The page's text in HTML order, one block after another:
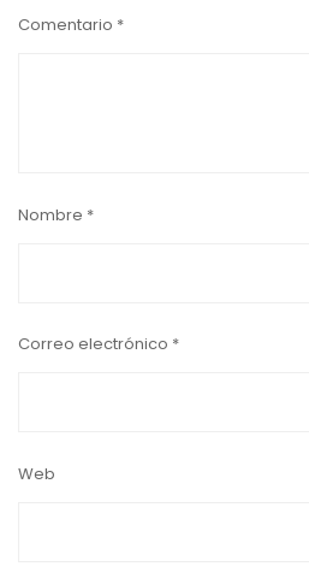
Comentario *
Nombre *
Correo electrónico *
Web